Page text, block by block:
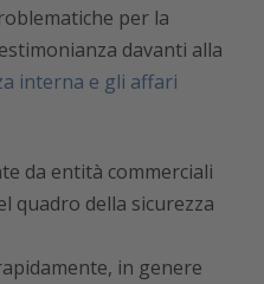
per la
davanti alla
interna e gli affari
da entità commerciali
quadro della sicurezza
in genere